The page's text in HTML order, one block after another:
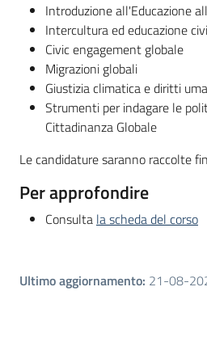
Introduzione all'Educazione
Intercultura ed educazione
Civic engagement globale
Migrazioni globali
Giustizia climatica e diritti
Strumenti per indagare le
Cittadinanza Globale
Le candidature saranno raccolte
Per approfondire
Consulta la scheda del corso
Ultimo aggiornamento: 21-08-